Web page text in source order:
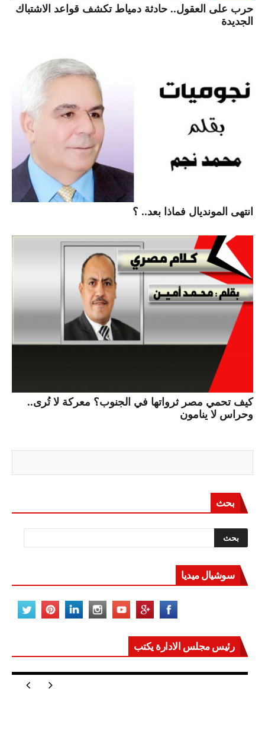
حرب على العقول.. حادثة دمياط تكشف قواعد الاشتباك
الجديدة
انتهى المونديال فماذا بعد.. ؟
كيف تحمي مصر ثرواتها في الجنوب؟ معركة لا تُرى..
وحراس لا ينامون
بحث
سوشيال ميديا
رئيس مجلس الادارة يكتب
مصر تعيد للعالم اتزانه